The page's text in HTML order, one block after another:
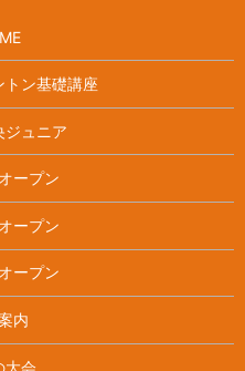
トン基礎講座
ジュニア
ープン
ープン
ープン
内
大会